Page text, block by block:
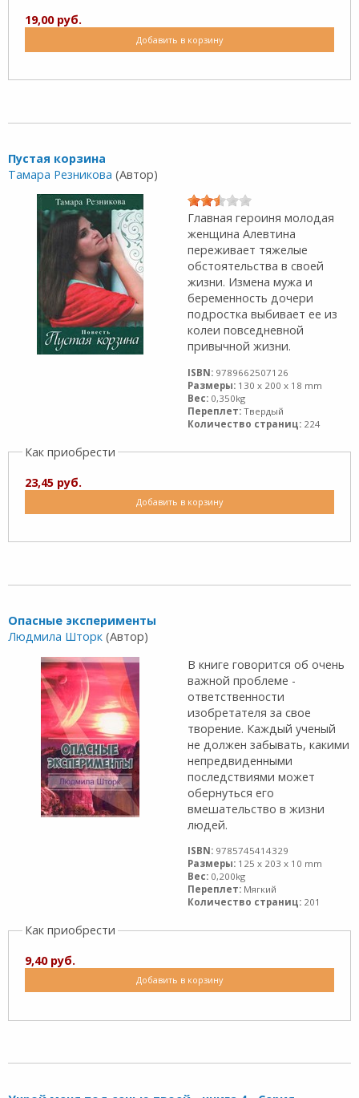
19,00 руб.
Добавить в корзину
Пустая корзина
Тамара Резникова (Автор)
Главная героиня молодая
женщина Алевтина
переживает тяжелые
обстоятельства в своей
жизни. Измена мужа и
беременность дочери
подростка выбивает ее из
колеи повседневной
привычной жизни.
ISBN: 9789662507126
Размеры: 130 x 200 x 18 mm
Вес: 0,350kg
Переплет: Твердый
Количество страниц: 224
Как приобрести
23,45 руб.
Добавить в корзину
Опасные эксперименты
Людмила Шторк (Автор)
В книге говорится об очень
важной проблеме -
ответственности
изобретателя за свое
творение. Каждый ученый
не должен забывать, какими
непредвиденными
последствиями может
обернуться его
вмешательство в жизни
людей.
ISBN: 9785745414329
Размеры: 125 x 203 x 10 mm
Вес: 0,200kg
Переплет: Мягкий
Количество страниц: 201
Как приобрести
9,40 руб.
Добавить в корзину